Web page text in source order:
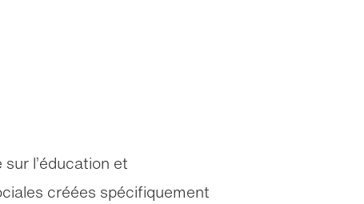
l’éducation et
créées spécifiquement